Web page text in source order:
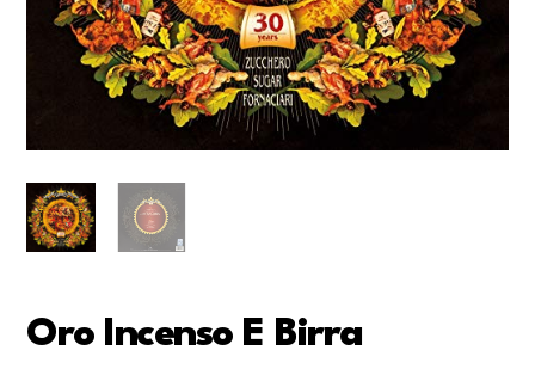
Oro Incenso E Birra